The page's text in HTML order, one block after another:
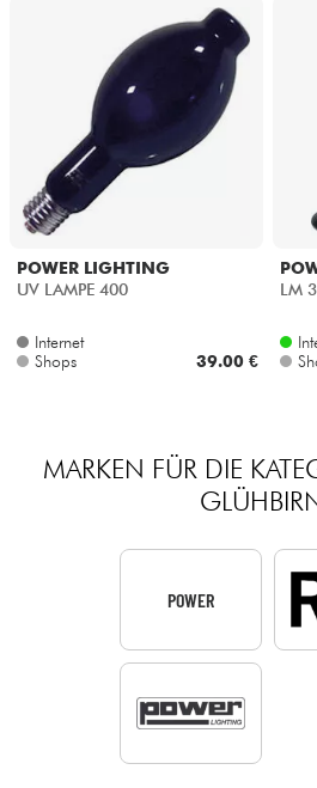
Bundle
Sehen Sie sich unsere
POWER LIGHTING
UV LAMPE 400
Internet
Shops
39.00 €
LM
MARKEN FÜR DIE
POWER